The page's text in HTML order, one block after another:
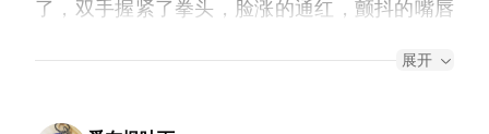
“还有写什么吗？”我继续问。
灯也灭了。我独自坐在黑暗里，忽然想起那个屋
顶。岛上那十几盏灯——那些灯还亮着吗？那些
窗外是这个城市的灯火，几百盏几千盏。没有一
西，我就想着改善一下孩子们的居住条件。”
“在这里长大的孩子肯定都会成为阳光的人的，
“这没什么，再与世无争的神灵只要入了这人
带过。
不能看病。”司机是个和蔼的老头，一边摆弄着
手机，一边问询目的地信息。看上去他可能有七
机。
了，双手握紧了拳头，脸涨的通红，颤抖的嘴唇
展开